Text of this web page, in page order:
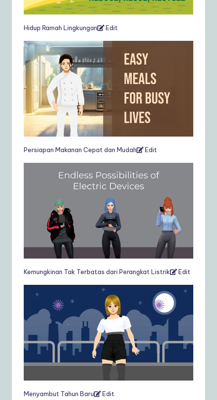
Hidup Ramah Lingkungan Edit
Persiapan Makanan Cepat dan Mudah Edit
Kemungkinan Tak Terbatas dari Perangkat Listrik Edit
Menyambut Tahun Baru Edit